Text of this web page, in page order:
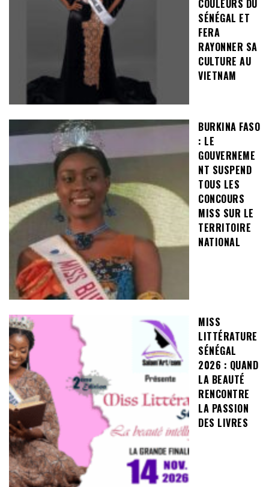
COULEURS DU
SÉNÉGAL ET
FERA
RAYONNER SA
CULTURE AU
VIETNAM
BURKINA FASO
: LE
GOUVERNEME
NT SUSPEND
TOUS LES
CONCOURS
MISS SUR LE
TERRITOIRE
NATIONAL
MISS
LITTÉRATURE
SÉNÉGAL
2026 : QUAND
LA BEAUTÉ
RENCONTRE
LA PASSION
DES LIVRES